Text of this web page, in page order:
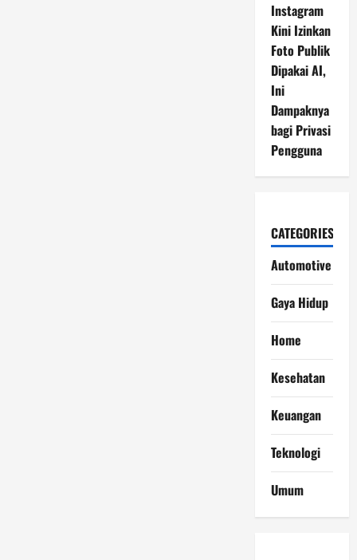
Instagram
Kini Izinkan
Foto Publik
Dipakai AI,
Ini
Dampaknya
bagi Privasi
Pengguna
CATEGORIES
Automotive
Gaya Hidup
Home
Kesehatan
Keuangan
Teknologi
Umum